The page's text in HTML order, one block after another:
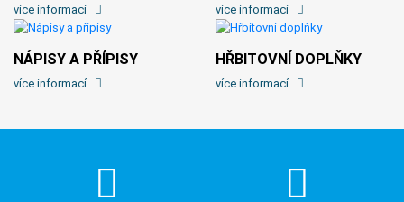
více informací více informací
NÁPISY A PŘÍPISY
více informací
HŘBITOVNÍ DOPLŇKY
více informací